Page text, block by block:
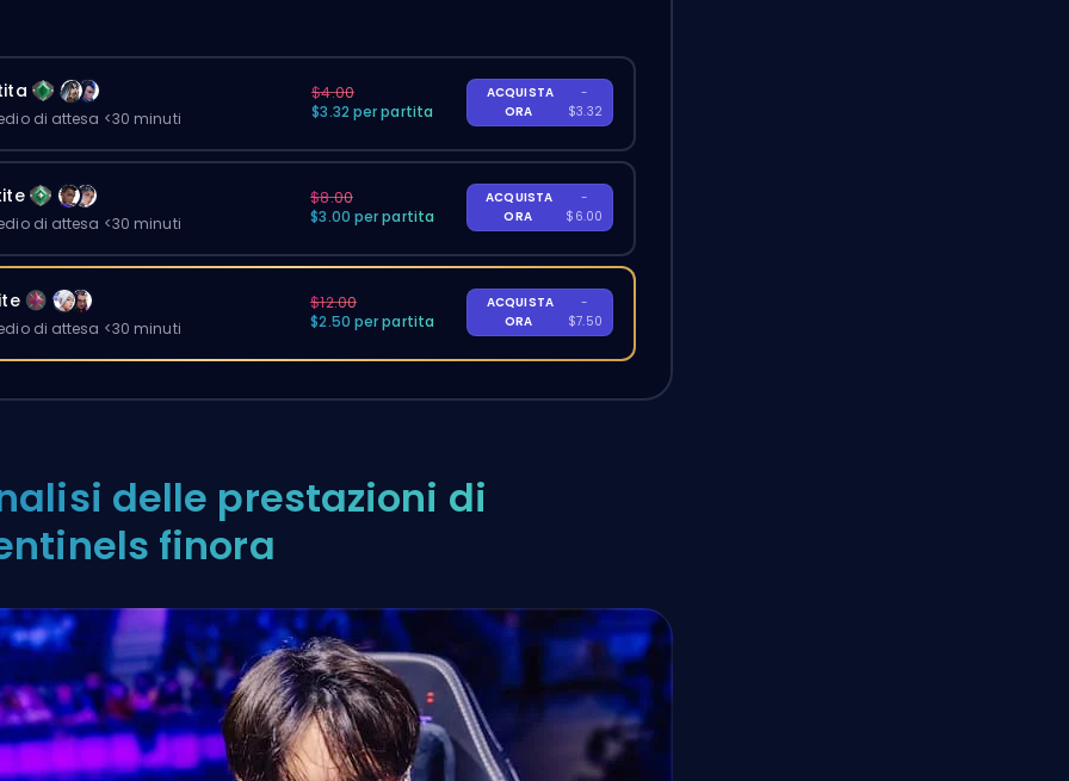
di attesa <30 minuti
$4.00
$3.32 per partita
ACQUISTA
ORA
-
$3.32
di attesa <30 minuti
$8.00
$3.00 per partita
ACQUISTA
ORA
-
$6.00
di attesa <30 minuti
$12.00
$2.50 per partita
ACQUISTA
ORA
-
$7.50
delle prestazioni di
finora